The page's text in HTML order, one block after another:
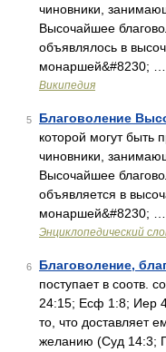
чиновники,
Высочайшее
объявлялось в
монаршей&#8230; …
Википедия
5 Благоволение
которой могут быть
чиновники,
Высочайшее
объявляется в
монаршей&#8230; …
Энциклопедический
6 Благоволение,
поступает в соотв.
24:15; Есф 1:8; Иер
то, что доставляет
желанию (Суд 14:3;